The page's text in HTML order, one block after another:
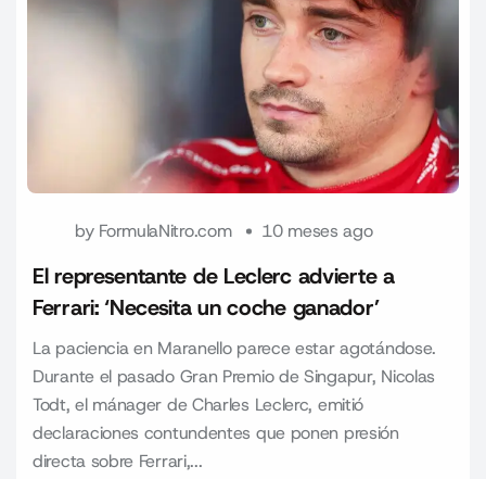
by FormulaNitro.com 10 meses ago
El representante de Leclerc advierte a
Ferrari: ‘Necesita un coche ganador’
La paciencia en Maranello parece estar agotándose.
Durante el pasado Gran Premio de Singapur, Nicolas
Todt, el mánager de Charles Leclerc, emitió
declaraciones contundentes que ponen presión
directa sobre Ferrari,...